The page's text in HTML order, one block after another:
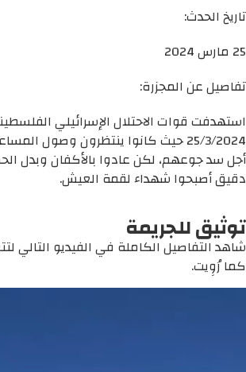
تاريخ الحدث:
25 مارس 2024
تفاصيل عن المجزرة:
استهدفت قوات الاحتلال الإسرائيلي
25/3/2024 حيث كانوا ينتظرون وصول
أجل سد جوعهم، لكن عادوا بالأكفان وبدل
دقيق أصبحوا شهداء لقمة العيش.
توثيق للجريمة
شاهد التفاصيل الكاملة في الفيديو التالي
كما رُوِيت.